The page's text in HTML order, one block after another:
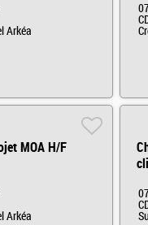
Arkéa
MOA H/F
Arkéa